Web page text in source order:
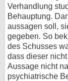
Verhandlung
Behauptung.
aussagen soll,
gegeben. So
des Schusses
dass dieser
Aussage nicht
psychiatrische